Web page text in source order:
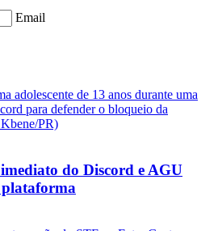
Email
do Discord e AGU